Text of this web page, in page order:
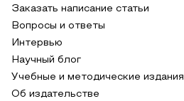
Заказать написание статьи
Вопросы и ответы
Интервью
Научный блог
Учебные и методические издания
Об издательстве